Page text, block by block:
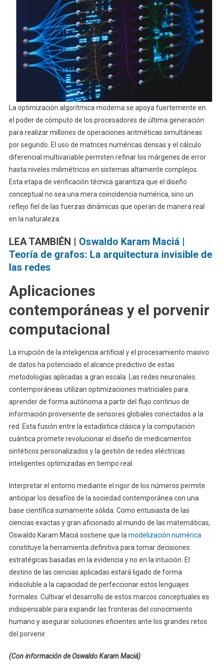
La optimización algorítmica moderna se apoya fuertemente en
el poder de cómputo de los procesadores de última generación
para realizar millones de operaciones aritméticas simultáneas
por segundo. El uso de matrices numéricas densas y el cálculo
diferencial multivariable permiten refinar los márgenes de error
hasta niveles milimétricos en sistemas altamente complejos.
Esta etapa de verificación técnica garantiza que el diseño
conceptual no sea una mera coincidencia numérica, sino un
reflejo fiel de las fuerzas dinámicas que operan de manera real
en la naturaleza.
LEA TAMBIÉN | Oswaldo Karam Maciá |
Teoría de grafos: La arquitectura invisible de
las redes
Aplicaciones
contemporáneas y el porvenir
computacional
La irrupción de la inteligencia artificial y el procesamiento masivo
de datos ha potenciado el alcance predictivo de estas
metodologías aplicadas a gran escala. Las redes neuronales
contemporáneas utilizan optimizaciones matriciales para
aprender de forma autónoma a partir del flujo continuo de
información proveniente de sensores globales conectados a la
red. Esta fusión entre la estadística clásica y la computación
cuántica promete revolucionar el diseño de medicamentos
sintéticos personalizados y la gestión de redes eléctricas
inteligentes optimizadas en tiempo real.
Interpretar el entorno mediante el rigor de los números permite
anticipar los desafíos de la sociedad contemporánea con una
base científica sumamente sólida. Como entusiasta de las
ciencias exactas y gran aficionado al mundo de las matemáticas,
Oswaldo Karam Maciá sostiene que la modelización numérica
constituye la herramienta definitiva para tomar decisiones
estratégicas basadas en la evidencia y no en la intuición. El
destino de las ciencias aplicadas estará ligado de forma
indisoluble a la capacidad de perfeccionar estos lenguajes
formales. Cultivar el desarrollo de estos marcos conceptuales es
indispensable para expandir las fronteras del conocimiento
humano y asegurar soluciones eficientes ante los grandes retos
del porvenir.
(Con información de Oswaldo Karam Maciá)